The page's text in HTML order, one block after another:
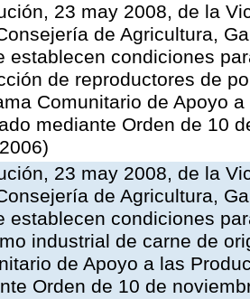
23 may 2008, de la
de Agricultura,
establecen condiciones
de reproductores de
Comunitario de Apoyo
mediante Orden de 10
23 may 2008, de la
de Agricultura,
establecen condiciones
industrial de carne de
de Apoyo a las
Orden de 10 de